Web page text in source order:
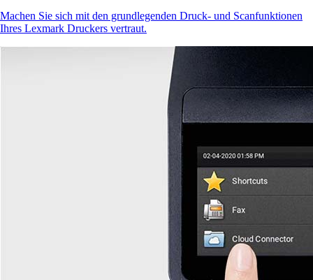
Machen Sie sich mit den grundlegenden Druck- und Scanfunktionen
Ihres Lexmark Druckers vertraut.